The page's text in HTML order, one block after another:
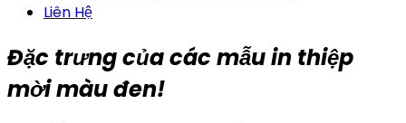
Liên Hệ
Đặc trưng của các mẫu in thiệp
mời màu đen!